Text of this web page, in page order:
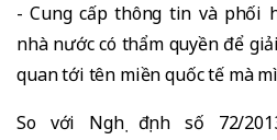
- Cung cấp thông tin và phối
nhà nước có thẩm quyền để
quan tới tên miền quốc tế mà
So với Nghị định số 72/